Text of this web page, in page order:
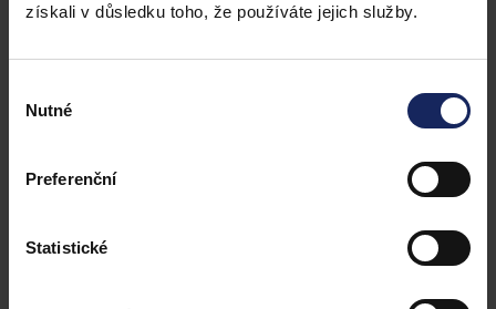
získali v důsledku toho, že používáte jejich služby.
souhlasu
Nutné
Preferenční
Statistické
autory k dlouhodobé spolupráci, a i díky flexibilitě
podívám na obsah CODEXISU, tak si myslím, že
jsme odvedli kvalitní práci. A potvrzují to i reakce